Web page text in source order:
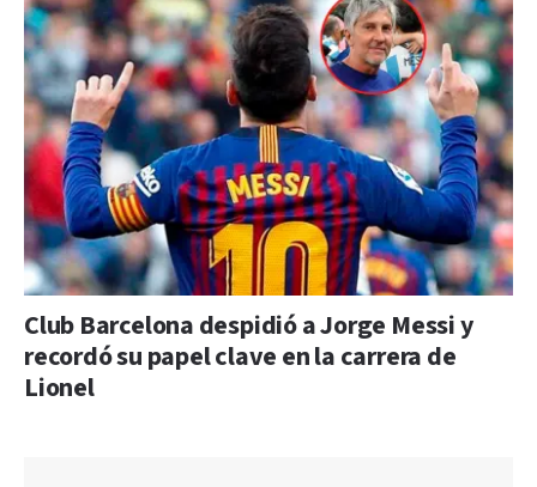
Club Barcelona despidió a Jorge Messi y
recordó su papel clave en la carrera de
Lionel